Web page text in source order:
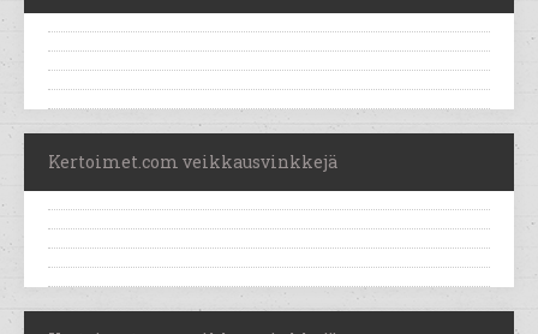
Kertoimet.com veikkausvinkkejä